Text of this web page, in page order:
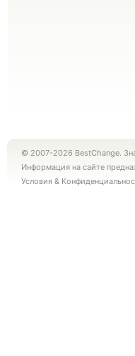
© 2007-2026 BestChange.
Информация на сайте
Условия &